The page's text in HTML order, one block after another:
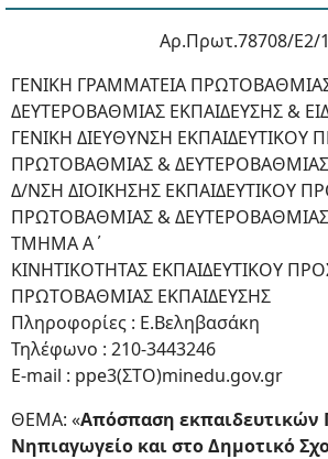
Αρ.Πρωτ.78708/Ε2/
ΓΕΝΙΚΗ ΓΡΑΜΜΑΤΕΙΑ
ΔΕΥΤΕΡΟΒΑΘΜΙΑΣ ΕΚΠΑΙΔΕΥΣΗΣ &
ΓΕΝΙΚΗ ΔΙΕΥΘΥΝΣΗ ΕΚΠΑΙΔΕΥΤΙΚΟΥ
ΠΡΩΤΟΒΑΘΜΙΑΣ & ΔΕΥΤΕΡΟΒΑΘΜΙΑΣ
Δ/ΝΣΗ ΔΙΟΙΚΗΣΗΣ ΕΚΠΑΙΔΕΥΤΙΚΟΥ
ΠΡΩΤΟΒΑΘΜΙΑΣ & ΔΕΥΤΕΡΟΒΑΘΜΙΑΣ
ΤΜΗΜΑ Α΄
ΚΙΝΗΤΙΚΟΤΗΤΑΣ ΕΚΠΑΙΔΕΥΤΙΚΟΥ
ΠΡΩΤΟΒΑΘΜΙΑΣ ΕΚΠΑΙΔΕΥΣΗΣ
Πληροφορίες : Ε.Βεληβασάκη
Τηλέφωνο : 210-3443246
E-mail : ppe3(ΣΤΟ)minedu.gov.gr
ΘΕΜΑ: «Απόσπαση εκπαιδευτικών
Νηπιαγωγείο και στο Δημοτικό